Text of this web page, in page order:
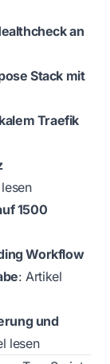
an
Stack mit
Traefik
1500
Workflow
:Artikel
und
lesen